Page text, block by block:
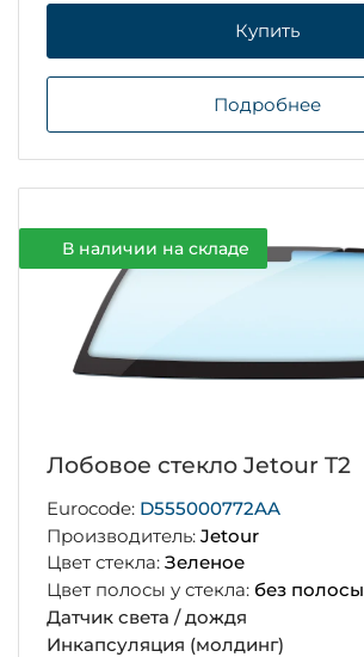
Купить
Подробнее
В наличии на складе
Лобовое стекло Jetour T2
Eurocode: D555000772AA
Производитель: Jetour
Цвет стекла: Зеленое
Цвет полосы у стекла: без полосы
Датчик света / дождя
Инкапсуляция (молдинг)